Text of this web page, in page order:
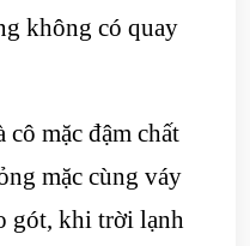
không có quay
mặc đậm chất
mặc cùng váy
gót, khi trời lạnh